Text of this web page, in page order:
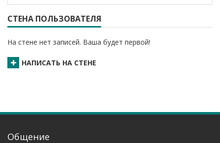
СТЕНА ПОЛЬЗОВАТЕЛЯ
На стене нет записей. Ваша будет первой!
НАПИСАТЬ НА СТЕНЕ
Общение